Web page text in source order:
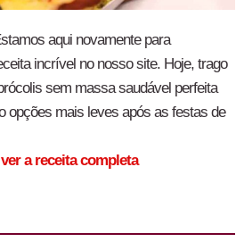
aqui novamente para
incrível no nosso site. Hoje, trago
sem massa saudável perfeita
opções mais leves após as festas de
a receita completa